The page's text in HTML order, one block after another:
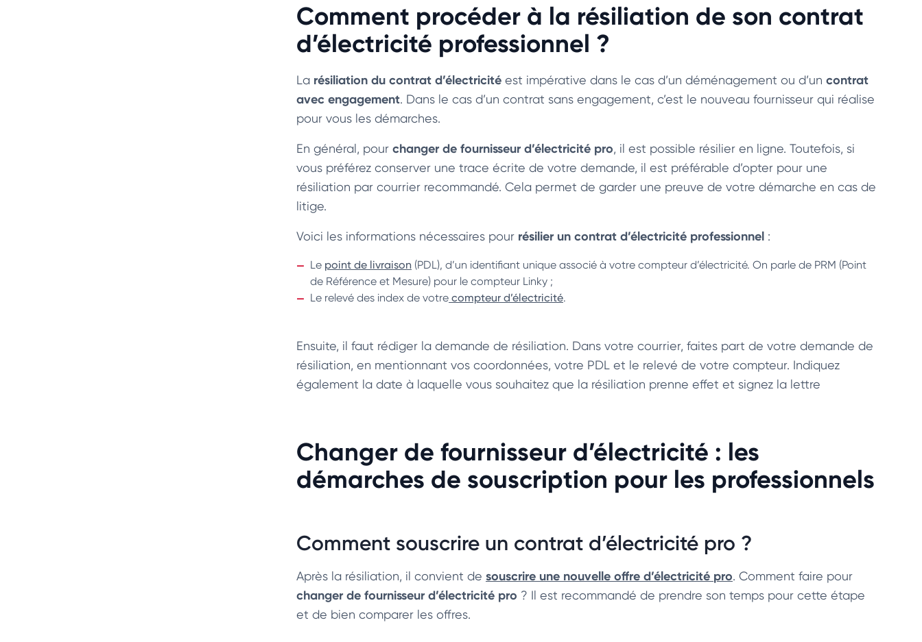
Comment procéder à la résiliation de son contrat
d’électricité professionnel ?
La résiliation du contrat d’électricité est impérative dans le cas d’un déménagement ou d’un contrat
avec engagement. Dans le cas d’un contrat sans engagement, c’est le nouveau fournisseur qui réalise
pour vous les démarches.
En général, pour changer de fournisseur d’électricité pro, il est possible résilier en ligne. Toutefois, si
vous préférez conserver une trace écrite de votre demande, il est préférable d’opter pour une
résiliation par courrier recommandé. Cela permet de garder une preuve de votre démarche en cas de
litige.
Voici les informations nécessaires pour résilier un contrat d’électricité professionnel :
Le point de livraison (PDL), d’un identifiant unique associé à votre compteur d’électricité. On parle de PRM (Point
de Référence et Mesure) pour le compteur Linky ;
Le relevé des index de votre compteur d’électricité.
Ensuite, il faut rédiger la demande de résiliation. Dans votre courrier, faites part de votre demande de
résiliation, en mentionnant vos coordonnées, votre PDL et le relevé de votre compteur. Indiquez
également la date à laquelle vous souhaitez que la résiliation prenne effet et signez la lettre
Changer de fournisseur d’électricité : les
démarches de souscription pour les professionnels
Comment souscrire un contrat d’électricité pro ?
Après la résiliation, il convient de souscrire une nouvelle offre d’électricité pro. Comment faire pour
changer de fournisseur d’électricité pro ? Il est recommandé de prendre son temps pour cette étape
et de bien comparer les offres.